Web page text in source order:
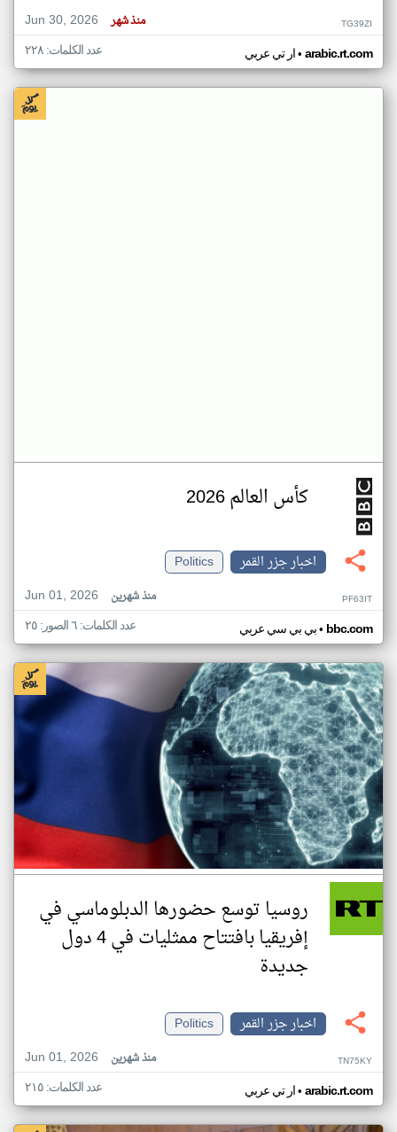
Jun 30, 2026
منذ شهر TG39ZI
ار تي عربي• arabic.rt.com عدد الكلمات: ٢٢٨
كأس العالم 2026
اخبار جزر القمر
Politics
Jun 01, 2026
منذ شهرين PF63IT
بي بي سي عربي• bbc.com عدد الكلمات: ٦ الصور: ٢٥
روسيا توسع حضورها الدبلوماسي في
إفريقيا بافتتاح ممثليات في 4 دول
جديدة
اخبار جزر القمر
Politics
Jun 01, 2026
منذ شهرين TN75KY
ار تي عربي• arabic.rt.com عدد الكلمات: ٢١٥